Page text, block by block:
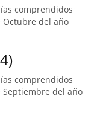
comprendidos
Octubre del año
comprendidos
Septiembre del año